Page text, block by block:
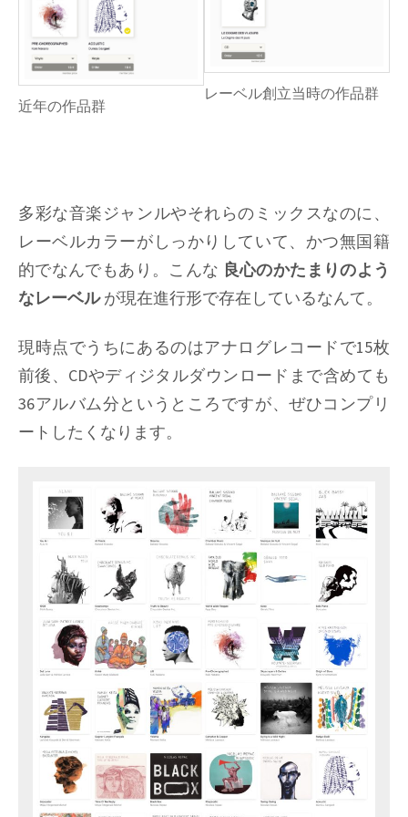
近年の作品群
レーベル創立当時の作品群
多彩な音楽ジャンルやそれらのミックスなのに、
レーベルカラーがしっかりしていて、かつ無国籍
的でなんでもあり。こんな 良心のかたまりのよう
なレーベルが現在進行形で存在しているなんて。
現時点でうちにあるのはアナログレコードで15枚
前後、CDやディジタルダウンロードまで含めても
36アルバム分というところですが、ぜひコンプリ
ートしたくなります。